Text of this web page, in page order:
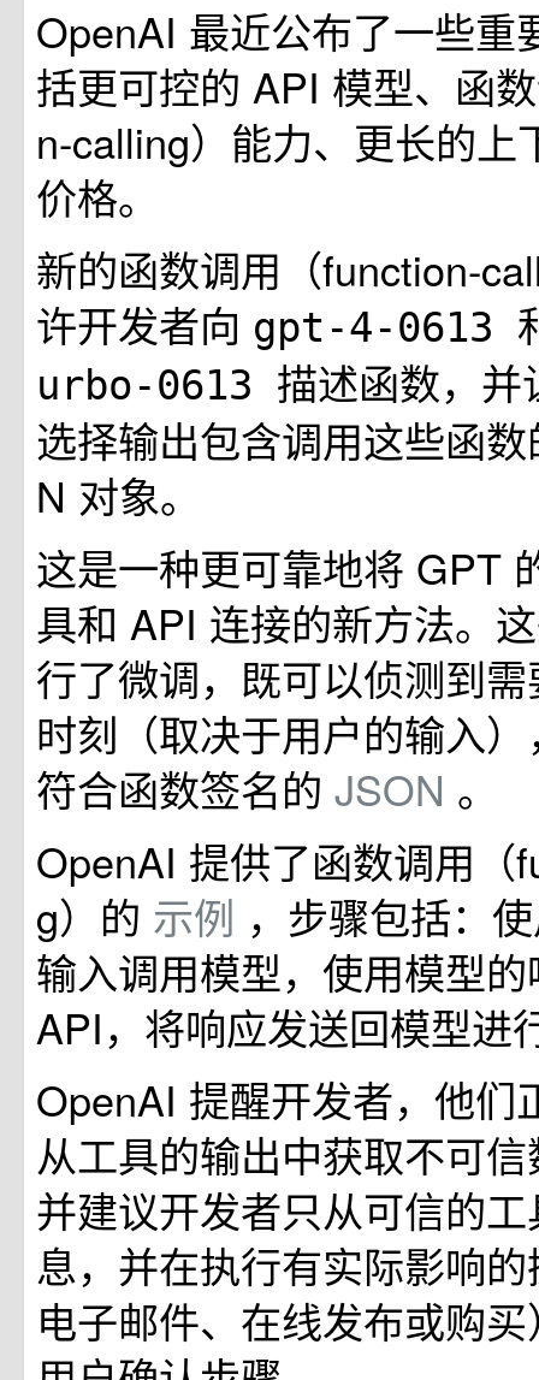
OpenAI 最近公布了一些重
括更可控的 API 模型、函
n-calling）能力、更长的上
价格。
新的函数调用（function-
许开发者向 gpt-4-0613
urbo-0613 描述函数，
选择输出包含调用这些函
N 对象。
这是一种更可靠地将 GPT
具和 API 连接的新方法。
行了微调，既可以侦测到
时刻（取决于用户的输入
符合函数签名的 JSON 。
OpenAI 提供了函数调用（
g）的 示例 ，步骤包括：
输入调用模型，使用模型
API，将响应发送回模型进
OpenAI 提醒开发者，他们
从工具的输出中获取不可
并建议开发者只从可信的
息，并在执行有实际影响
电子邮件、在线发布或购